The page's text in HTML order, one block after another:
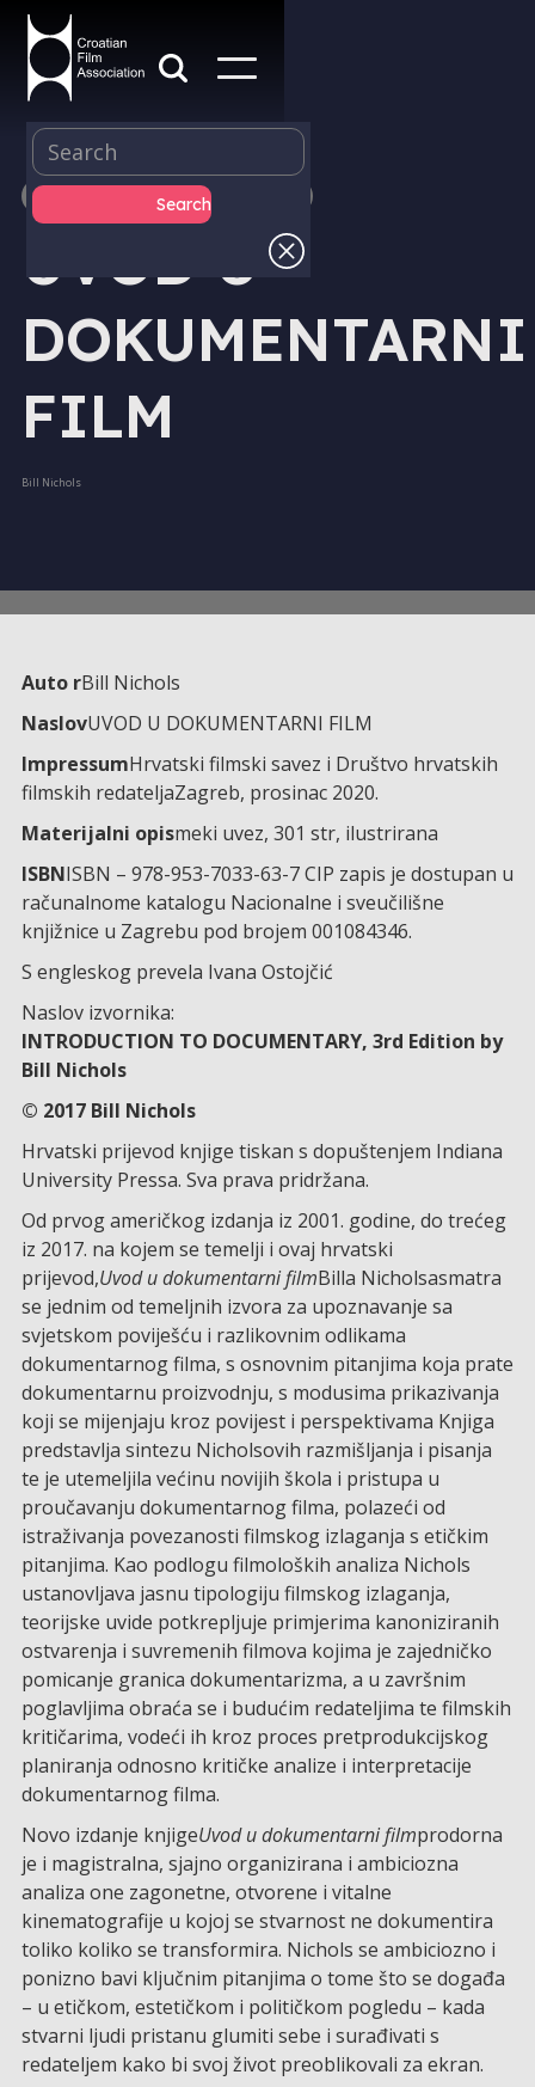
IZDAVAŠTVO - KNJIGE
UVOD U
DOKUMENTARNI
FILM
Bill Nichols
Auto rBill Nichols
NaslovUVOD U DOKUMENTARNI FILM
ImpressumHrvatski filmski savez i Društvo hrvatskih
filmskih redateljaZagreb, prosinac 2020.
Materijalni opismeki uvez, 301 str, ilustrirana
ISBNISBN – 978-953-7033-63-7 CIP zapis je dostupan u
računalnome katalogu Nacionalne i sveučilišne
knjižnice u Zagrebu pod brojem 001084346.
S engleskog prevela Ivana Ostojčić
Naslov izvornika:
INTRODUCTION TO DOCUMENTARY, 3rd Edition by
Bill Nichols
© 2017 Bill Nichols
Hrvatski prijevod knjige tiskan s dopuštenjem Indiana
University Pressa. Sva prava pridržana.
Od prvog američkog izdanja iz 2001. godine, do trećeg
iz 2017. na kojem se temelji i ovaj hrvatski
prijevod,Uvod u dokumentarni filmBilla Nicholsasmatra
se jednim od temeljnih izvora za upoznavanje sa
svjetskom poviješću i razlikovnim odlikama
dokumentarnog filma, s osnovnim pitanjima koja prate
dokumentarnu proizvodnju, s modusima prikazivanja
koji se mijenjaju kroz povijest i perspektivama Knjiga
predstavlja sintezu Nicholsovih razmišljanja i pisanja
te je utemeljila većinu novijih škola i pristupa u
proučavanju dokumentarnog filma, polazeći od
istraživanja povezanosti filmskog izlaganja s etičkim
pitanjima. Kao podlogu filmoloških analiza Nichols
ustanovljava jasnu tipologiju filmskog izlaganja,
teorijske uvide potkrepljuje primjerima kanoniziranih
ostvarenja i suvremenih filmova kojima je zajedničko
pomicanje granica dokumentarizma, a u završnim
poglavljima obraća se i budućim redateljima te filmskih
kritičarima, vodeći ih kroz proces pretprodukcijskog
planiranja odnosno kritičke analize i interpretacije
dokumentarnog filma.
Novo izdanje knjigeUvod u dokumentarni filmprodorna
je i magistralna, sjajno organizirana i ambiciozna
analiza one zagonetne, otvorene i vitalne
kinematografije u kojoj se stvarnost ne dokumentira
toliko koliko se transformira. Nichols se ambiciozno i
ponizno bavi ključnim pitanjima o tome što se događa
– u etičkom, estetičkom i političkom pogledu – kada
stvarni ljudi pristanu glumiti sebe i surađivati s
redateljem kako bi svoj život preoblikovali za ekran.